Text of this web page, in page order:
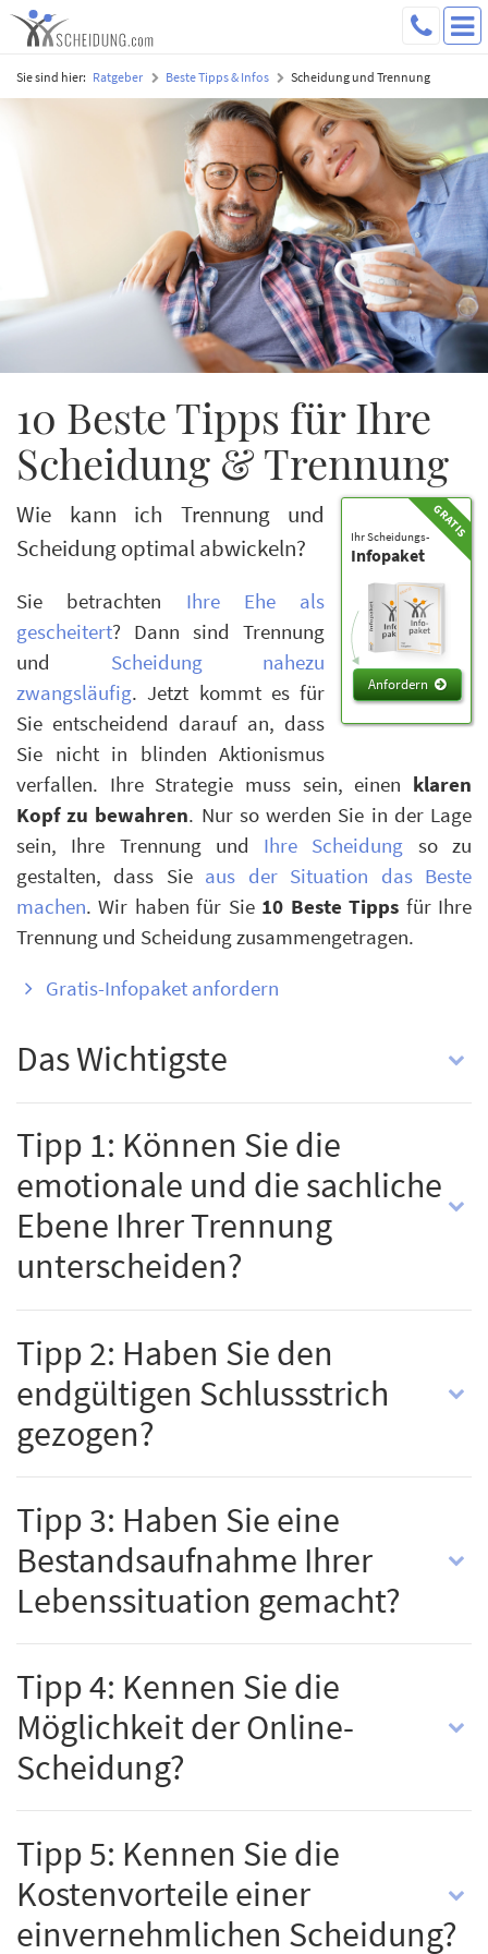
Sie sind hier: Ratgeber Beste Tipps & Infos Scheidung und Trennung
10 Beste Tipps für Ihre
Scheidung & Trennung
Ihr Scheidungs-
Infopaket
Anfordern
Wie kann ich Trennung und
Scheidung optimal abwickeln?
Sie betrachten Ihre Ehe als
gescheitert? Dann sind Trennung
und Scheidung nahezu
zwangsläufig. Jetzt kommt es für
Sie entscheidend darauf an, dass
Sie nicht in blinden Aktionismus
verfallen. Ihre Strategie muss sein, einen klaren
Kopf zu bewahren. Nur so werden Sie in der Lage
sein, Ihre Trennung und Ihre Scheidung so zu
gestalten, dass Sie aus der Situation das Beste
machen. Wir haben für Sie 10 Beste Tipps für Ihre
Trennung und Scheidung zusammengetragen.
Gratis-Infopaket anfordern
Das Wichtigste
Tipp 1: Können Sie die
emotionale und die sachliche
Ebene Ihrer Trennung
unterscheiden?
Tipp 2: Haben Sie den
endgültigen Schlussstrich
gezogen?
Tipp 3: Haben Sie eine
Bestandsaufnahme Ihrer
Lebenssituation gemacht?
Tipp 4: Kennen Sie die
Möglichkeit der Online-
Scheidung?
Tipp 5: Kennen Sie die
Kostenvorteile einer
einvernehmlichen Scheidung?